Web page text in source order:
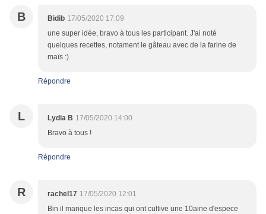
B Bidib 17/05/2020 17:09
une super idée, bravo à tous les participant. J'ai noté
quelques recettes, notament le gâteau avec de la farine de
maïs :)
Répondre
L Lydia B 17/05/2020 14:00
Bravo à tous !
Répondre
R rachel17 17/05/2020 12:01
Bin il manque les incas qui ont cultive une 10aine d'espece